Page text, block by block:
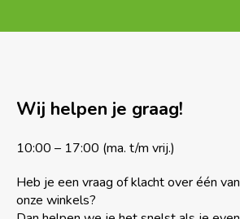
Wij helpen je graag!
10:00 – 17:00 (ma. t/m vrij.)
Heb je een vraag of klacht over één van
onze winkels?